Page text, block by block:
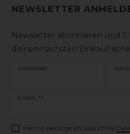
NEWSLETTER
Newsletter abonnieren und 5
deinen nächsten Einkauf
VORNAME
E-MAIL **
Newsletter
Hiermit bestätige ich, dass ich die